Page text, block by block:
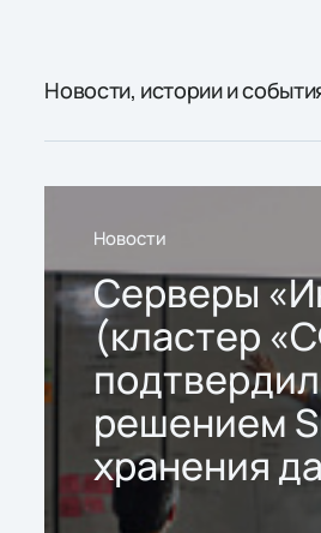
Новости, истории и
Новости
Серверы
(кластер
решением
хранения